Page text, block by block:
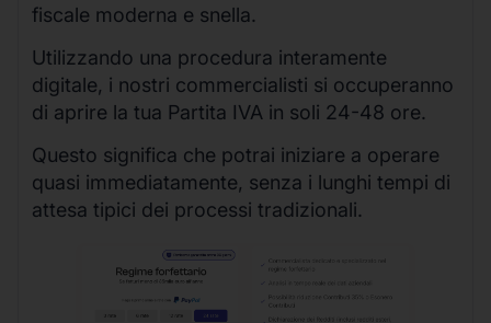
fiscale moderna e snella.
Utilizzando una procedura interamente
digitale, i nostri commercialisti si occuperanno
di aprire la tua Partita IVA in soli 24-48 ore.
Questo significa che potrai iniziare a operare
quasi immediatamente, senza i lunghi tempi di
attesa tipici dei processi tradizionali.